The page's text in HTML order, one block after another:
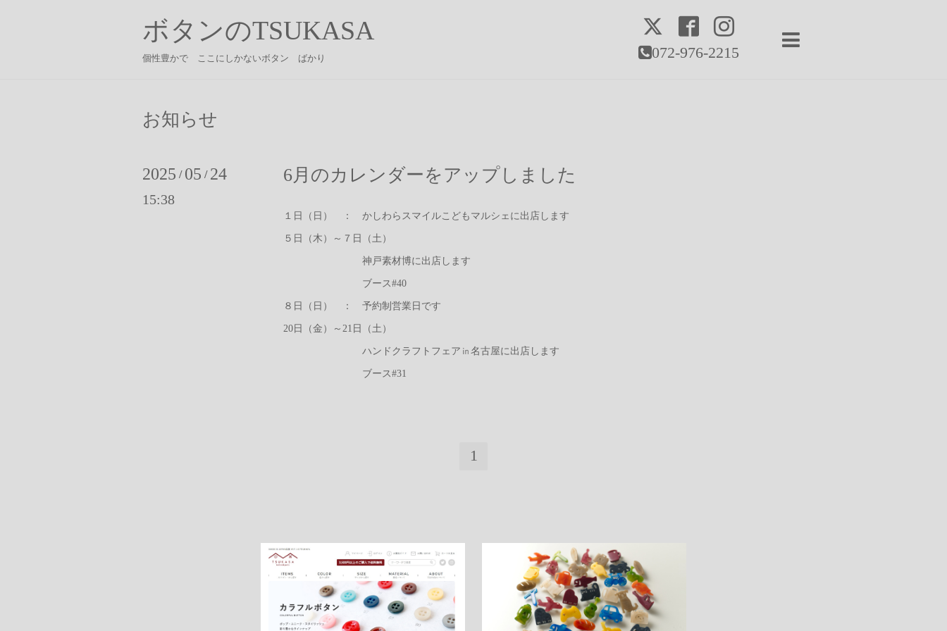
072-976-2215
ボタンのTSUKASA
個性豊かで ここにしかないボタン ばかり
お知らせ
2025 / 05 / 24
15:38
6月のカレンダーをアップしました
１日（日） ： かしわらスマイルこどもマルシェに出店します
５日（木）～７日（土）
神戸素材博に出店します
ブース#40
８日（日） ： 予約制営業日です
20日（金）～21日（土）
ハンドクラフトフェア㏌名古屋に出店します
ブース#31
1